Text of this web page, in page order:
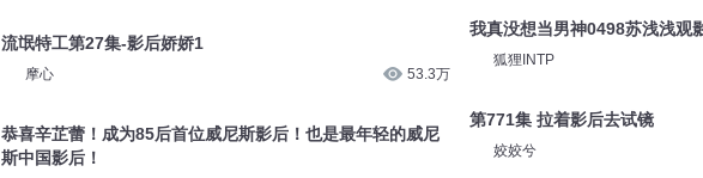
流氓特工第27集-影后娇娇1
摩心 53.3万
恭喜辛芷蕾！成为85后首位威尼斯影后！也是最年轻的威尼
斯中国影后！
我真没想当男神0498苏浅浅观
狐狸INTP
第771集 拉着影后去试镜
姣姣兮